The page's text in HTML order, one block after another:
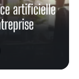
artificielle